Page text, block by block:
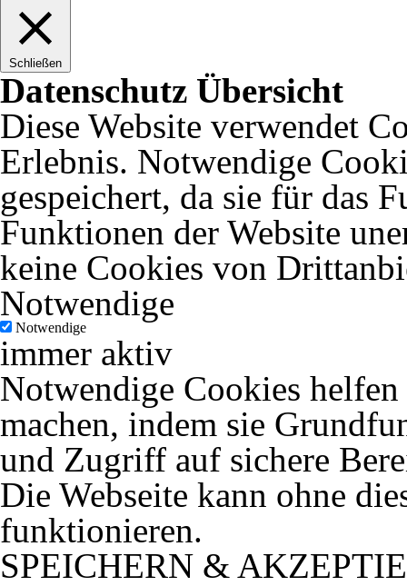
Schließen
Datenschutz Übersicht
Diese Website verwendet
Erlebnis. Notwendige
gespeichert, da sie für das
Funktionen der Website
keine Cookies von
Notwendige
Notwendige
immer aktiv
Notwendige Cookies
machen, indem sie
und Zugriff auf sichere
Die Webseite kann ohne
funktionieren.
SPEICHERN &